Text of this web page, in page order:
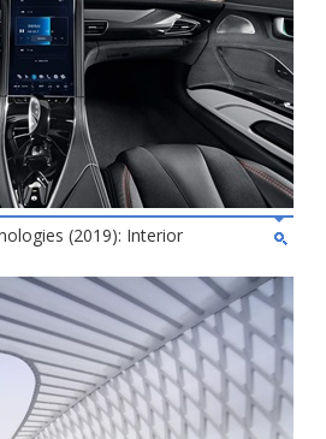
(2019): Interior